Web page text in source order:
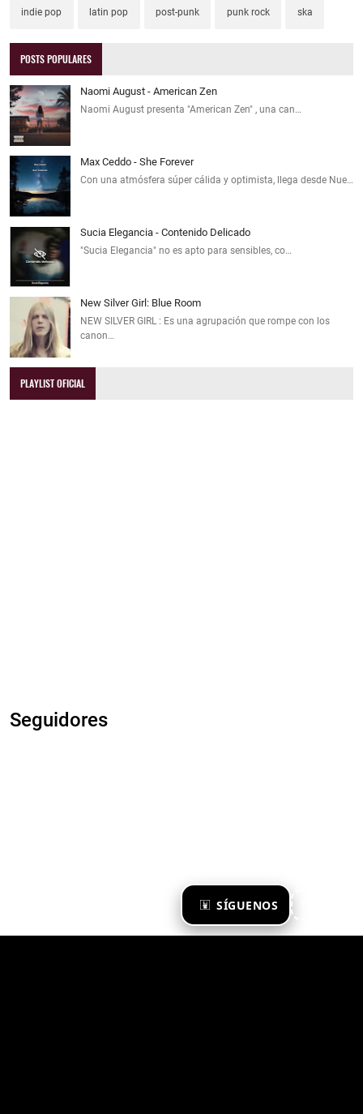
SÍGUENOS
indie pop latin pop post-punk punk rock ska
POSTS POPULARES
Naomi August - American Zen
Naomi August presenta "American Zen" , una can…
Max Ceddo - She Forever
Con una atmósfera súper cálida y optimista, llega desde Nue…
Sucia Elegancia - Contenido Delicado
"Sucia Elegancia" no es apto para sensibles, co…
New Silver Girl: Blue Room
NEW SILVER GIRL : Es una agrupación que rompe con los
canon…
PLAYLIST OFICIAL
Seguidores